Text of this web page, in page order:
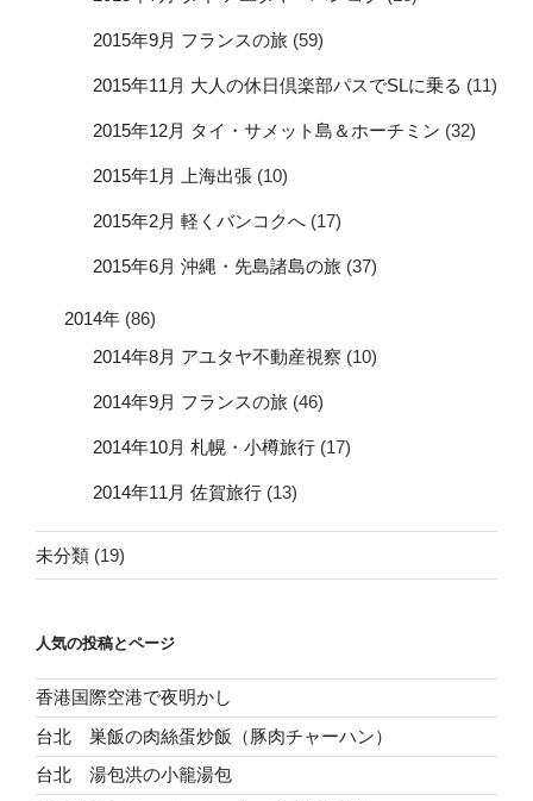
2015年9月 フランスの旅 (59)
2015年11月 大人の休日倶楽部パスでSLに乗る (11)
2015年12月 タイ・サメット島＆ホーチミン (32)
2015年1月 上海出張 (10)
2015年2月 軽くバンコクへ (17)
2015年6月 沖縄・先島諸島の旅 (37)
2014年 (86)
2014年8月 アユタヤ不動産視察 (10)
2014年9月 フランスの旅 (46)
2014年10月 札幌・小樽旅行 (17)
2014年11月 佐賀旅行 (13)
未分類 (19)
人気の投稿とページ
香港国際空港で夜明かし
台北 巣飯の肉絲蛋炒飯（豚肉チャーハン）
台北 湯包洪の小籠湯包